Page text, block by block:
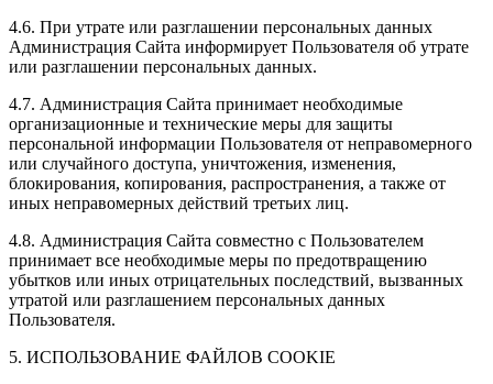
4.6. При утрате или разглашении персональных данных
Администрация Сайта информирует Пользователя об утрате
или разглашении персональных данных.
4.7. Администрация Сайта принимает необходимые
организационные и технические меры для защиты
персональной информации Пользователя от неправомерного
или случайного доступа, уничтожения, изменения,
блокирования, копирования, распространения, а также от
иных неправомерных действий третьих лиц.
4.8. Администрация Сайта совместно с Пользователем
принимает все необходимые меры по предотвращению
убытков или иных отрицательных последствий, вызванных
утратой или разглашением персональных данных
Пользователя.
5. ИСПОЛЬЗОВАНИЕ ФАЙЛОВ COOKIE